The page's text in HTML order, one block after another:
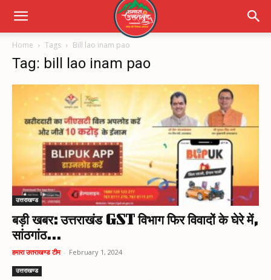
Home Tags Bill lao inam pao
Tag: bill lao inam pao
उत्तराखण्ड
बड़ी खबर: उत्तराखंड GST विभाग फिर विवादों के घेरे में,
सांठगांठ...
हमारा उत्तराखण्ड टीम - February 1, 2024
उत्तराखण्ड